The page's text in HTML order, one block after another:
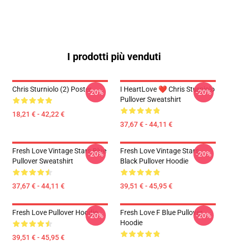
I prodotti più venduti
Chris Sturniolo (2) Poster
18,21 € - 42,22 €
-20%
I HeartLove ❤️ Chris Sturniolo
Pullover Sweatshirt
37,67 € - 44,11 €
-20%
Fresh Love Vintage Stars Blue
Pullover Sweatshirt
37,67 € - 44,11 €
-20%
Fresh Love Vintage Stars
Black Pullover Hoodie
39,51 € - 45,95 €
-20%
Fresh Love Pullover Hoodie
39,51 € - 45,95 €
-20%
Fresh Love F Blue Pullover
Hoodie
-20%